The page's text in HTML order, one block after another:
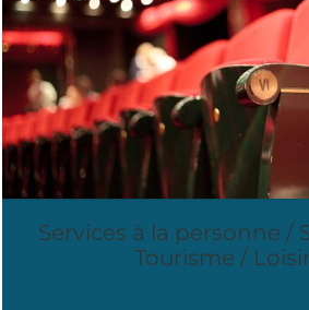
Services à la personne /
Tourisme /